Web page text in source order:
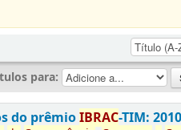
para:
do prêmioIBRAC-TIM: